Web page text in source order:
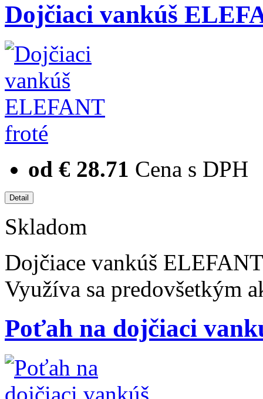
Dojčiaci vankúš
od € 28.71 Cena s DPH
Skladom
Dojčiace vankúš
Využíva sa predovšetkým
Poťah na dojčiaci